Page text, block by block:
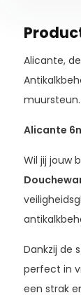
Alicante,
muursteun.
Alicante
Wil jij jouw
Dankzij de
perfect in
een strak